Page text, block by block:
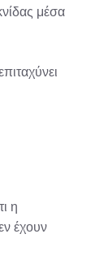
μέσα
η
έχουν